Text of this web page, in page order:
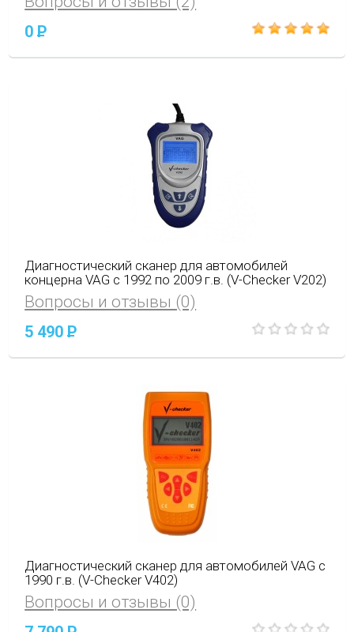
0P
Диагностический сканер для автомобилей
концерна VAG с 1992 по 2009 г.в. (V-Checker V202)
Вопросы и отзывы (0)
5 490P
Диагностический сканер для автомобилей VAG с
1990 г.в. (V-Checker V402)
Вопросы и отзывы (0)